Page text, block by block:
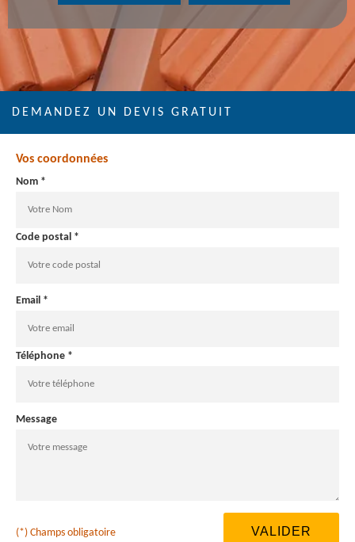
DEMANDEZ UN DEVIS GRATUIT
Vos coordonnées
Nom *
Code postal *
Email *
Téléphone *
Message
(*) Champs obligatoire